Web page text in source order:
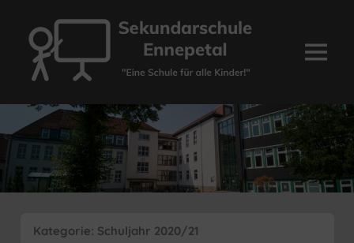
Inhalt
springen
Sekundarschule
Ennepetal
Menü
Kategorie: Schuljahr 2020/21